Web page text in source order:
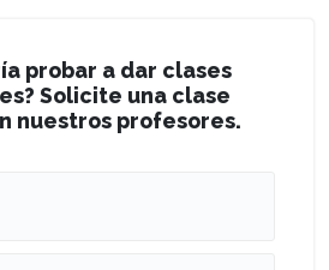
probar a dar clases
Solicite una clase
nuestros profesores.